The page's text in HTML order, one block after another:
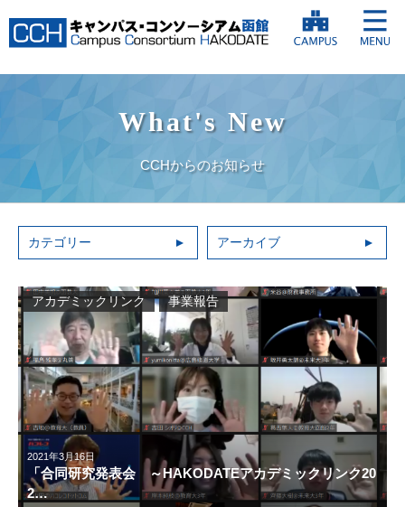
What's New
CCHからのお知らせ
カテゴリー アーカイブ
2021年3月16日
「合同研究発表会 ～HAKODATEアカデミックリンク20
2…
アカデミックリンク 事業報告